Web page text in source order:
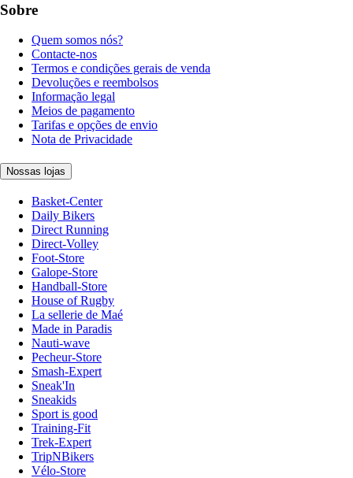
Sobre
Quem somos nós?
Contacte-nos
Termos e condições gerais de venda
Devoluções e reembolsos
Informação legal
Meios de pagamento
Tarifas e opções de envio
Nota de Privacidade
Nossas lojas
Basket-Center
Daily Bikers
Direct Running
Direct-Volley
Foot-Store
Galope-Store
Handball-Store
House of Rugby
La sellerie de Maé
Made in Paradis
Nauti-wave
Pecheur-Store
Smash-Expert
Sneak'In
Sneakids
Sport is good
Training-Fit
Trek-Expert
TripNBikers
Vélo-Store